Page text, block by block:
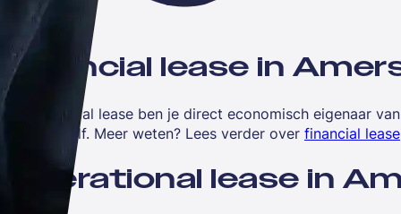
Financial lease in
Met financial lease ben je direct economisch eigenaar
regel je zelf. Meer weten? Lees verder over financial lease
Operational lease in